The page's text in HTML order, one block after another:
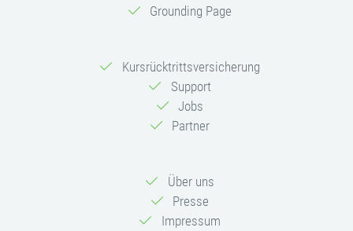
Grounding Page
Kursrücktrittsversicherung
Support
Jobs
Partner
Über uns
Presse
Impressum